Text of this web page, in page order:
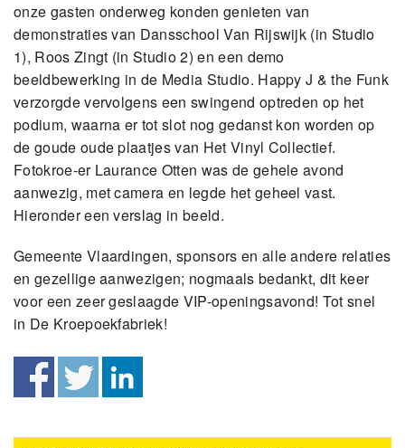
onze gasten onderweg konden genieten van
demonstraties van Dansschool Van Rijswijk (in Studio
1), Roos Zingt (in Studio 2) en een demo
beeldbewerking in de Media Studio. Happy J & the Funk
verzorgde vervolgens een swingend optreden op het
podium, waarna er tot slot nog gedanst kon worden op
de goude oude plaatjes van Het Vinyl Collectief.
Fotokroe-er Laurance Otten was de gehele avond
aanwezig, met camera en legde het geheel vast.
Hieronder een verslag in beeld.
Gemeente Vlaardingen, sponsors en alle andere relaties
en gezellige aanwezigen; nogmaals bedankt, dit keer
voor een zeer geslaagde VIP-openingsavond! Tot snel
in De Kroepoekfabriek!